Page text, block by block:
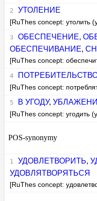
УТОЛЕНИЕ
[RuThes concept: утолить
ОБЕСПЕЧЕНИЕ,
ОБЕСПЕЧИВАНИЕ,
[RuThes concept:
[RuThes concept:
В УГОДУ,
[RuThes concept: угодить
POS-synonymy
УДОВЛЕТВОРИТЬ,
УДОВЛЯТВОРЯТЬСЯ
[RuThes concept: